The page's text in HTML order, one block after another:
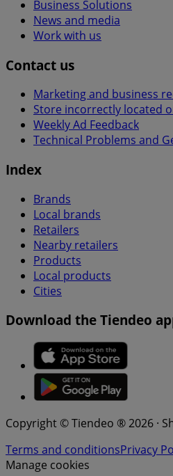
Business Solutions
News and media
Work with us
Contact us
Marketing and business
Store incorrectly located
Weekly Ad Feedback
Technical Problems and
Index
Brands
Local brands
Retailers
Nearby retailers
Products
Local products
Cities
Download the Tiendeo
Copyright © Tiendeo ® 2026 ·
Terms and conditionsPrivacy
Manage cookies